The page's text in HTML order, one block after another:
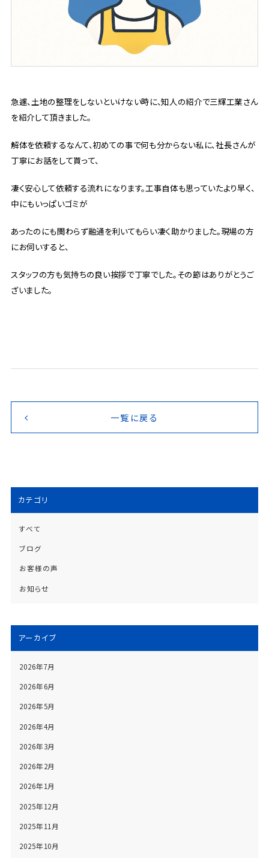
急遽、土地の整理をしないといけない時に、知人の紹介で三輝工業さん
を紹介して頂きました。
解体を依頼するなんて、初めての事で何も分からない私に、社長さんが
丁寧にお話をして貰って、
凄く安心して依頼する流れになります。工事自体も思っていたより早く、
中にもいっぱいゴミが
あったのにも関わらず融通を利いてもらい凄く助かりました。現場の方
にお伺いすると、
スタッフの方も気持ちの良い挨拶で丁寧でした。その節はありがとうご
ざいました。
一覧に戻る
カテゴリ
すべて
ブログ
お客様の声
お知らせ
アーカイブ
2026年7月
2026年6月
2026年5月
2026年4月
2026年3月
2026年2月
2026年1月
2025年12月
2025年11月
2025年10月